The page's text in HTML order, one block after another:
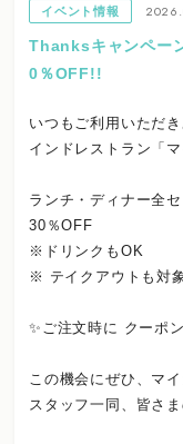
イベント情報
Thanksキャンペー
0％OFF!!
いつもご利用いただ
インドレストラン「
ランチ・ディナー全
30％OFF
※ドリンクもOK
※ テイクアウトも対
✨ご注文時に クーポ
この機会にぜひ、マ
スタッフ一同、皆さ